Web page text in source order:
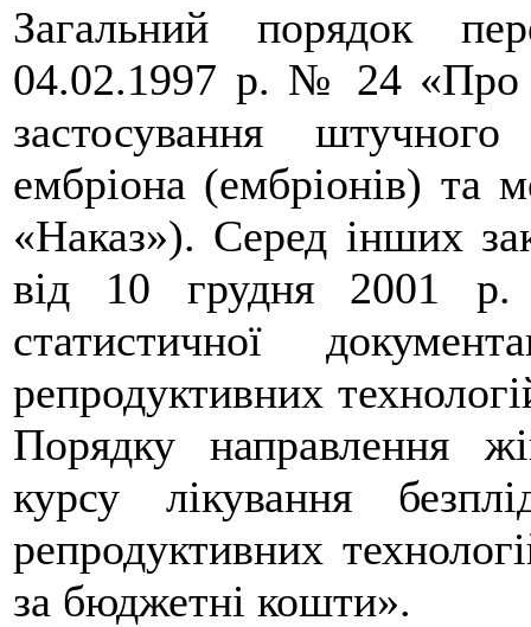
Загальний порядок
04.02.1997 р. № 24 «Про
застосування
ембріона (ембріонів) та
«Наказ»). Серед інших
від 10 грудня 2001
статистичної
репродуктивних
Порядку направлення
курсу лікування
репродуктивних
за бюджетні кошти».